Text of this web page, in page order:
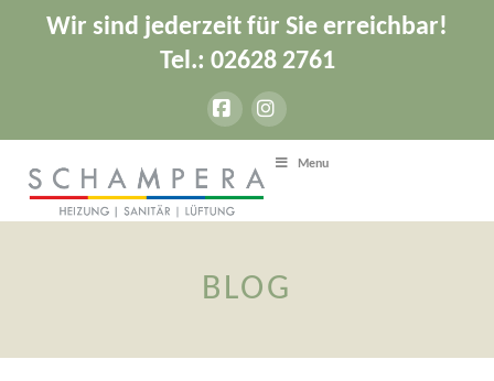
Wir sind jederzeit für Sie erreichbar!
Tel.: 02628 2761
FacebookInstagram
Menu
BLOG